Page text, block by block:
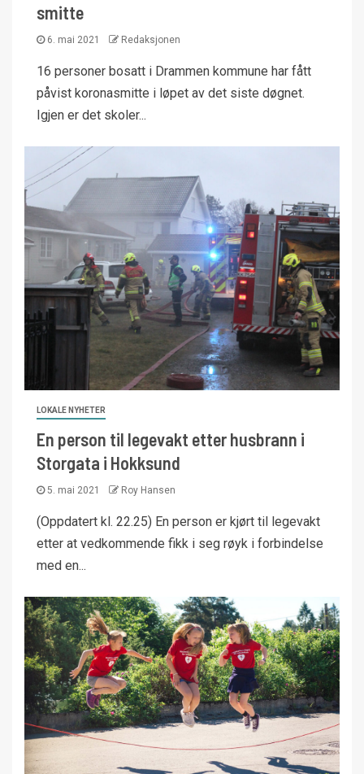
smitte
6. mai 2021 Redaksjonen
16 personer bosatt i Drammen kommune har fått
påvist koronasmitte i løpet av det siste døgnet.
Igjen er det skoler...
LOKALE NYHETER
En person til legevakt etter husbrann i
Storgata i Hokksund
5. mai 2021 Roy Hansen
(Oppdatert kl. 22.25) En person er kjørt til legevakt
etter at vedkommende fikk i seg røyk i forbindelse
med en...